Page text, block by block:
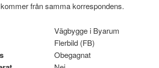
från samma korrespondens.
Vägbygge i Byarum
Flerbild (FB)
Obegagnat